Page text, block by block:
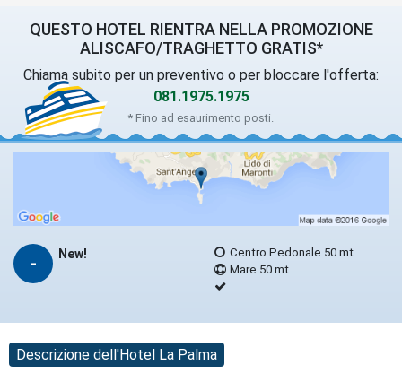
QUESTO HOTEL RIENTRA NELLA PROMOZIONE
ALISCAFO/TRAGHETTO GRATIS*
Chiama subito per un preventivo o per bloccare l'offerta:
081.1975.1975
* Fino ad esaurimento posti.
- New!
Centro Pedonale 50 mt
Mare 50 mt
Descrizione dell'Hotel La Palma